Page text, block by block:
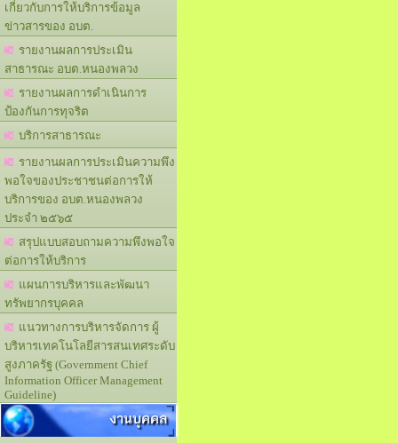
เกี่ยวกับการให้บริการข้อมูล
ข่าวสารของ อบต.
รายงานผลการประเมิน
สาธารณะ อบต.หนองพลวง
รายงานผลการดำเนินการ
ป้องกันการทุจริต
บริการสาธารณะ
รายงานผลการประเมินความพึง
พอใจของประชาชนต่อการให้
บริการของ อบต.หนองพลวง
ประจำ ๒๕๖๕
สรุปแบบสอบถามความพึงพอใจ
ต่อการให้บริการ
แผนการบริหารและพัฒนา
ทรัพยากรบุคคล
แนวทางการบริหารจัดการ ผู้
บริหารเทคโนโลยีสารสนเทศระดับ
สูงภาครัฐ (Government Chief
Information Officer Management
Guideline)
งานบุคคล